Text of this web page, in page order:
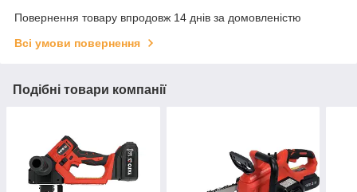
Повернення товару впродовж 14 днів за домовленістю
Всі умови повернення
Подібні товари компанії